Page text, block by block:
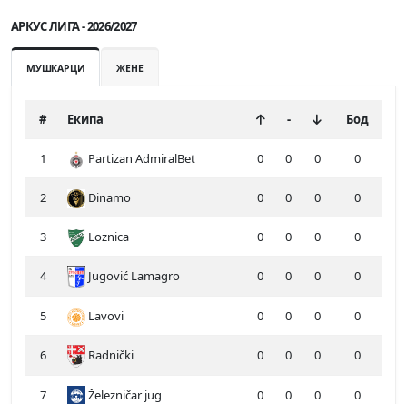
АРКУС ЛИГА - 2026/2027
МУШКАРЦИ ЖЕНЕ
# Екипа - Бод
1 Partizan AdmiralBet 0 0 0 0
2 Dinamo 0 0 0 0
3 Loznica 0 0 0 0
4 Jugović Lamagro 0 0 0 0
5 Lavovi 0 0 0 0
6 Radnički 0 0 0 0
7 Železničar jug 0 0 0 0